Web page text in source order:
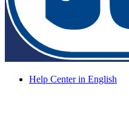
Help Center in English